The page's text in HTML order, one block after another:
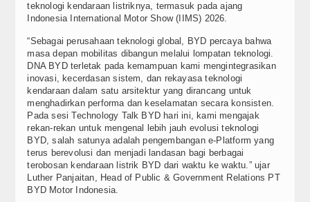
teknologi kendaraan listriknya, termasuk pada ajang
Indonesia International Motor Show (IIMS) 2026.
“Sebagai perusahaan teknologi global, BYD percaya bahwa
masa depan mobilitas dibangun melalui lompatan teknologi.
DNA BYD terletak pada kemampuan kami mengintegrasikan
inovasi, kecerdasan sistem, dan rekayasa teknologi
kendaraan dalam satu arsitektur yang dirancang untuk
menghadirkan performa dan keselamatan secara konsisten.
Pada sesi Technology Talk BYD hari ini, kami mengajak
rekan-rekan untuk mengenal lebih jauh evolusi teknologi
BYD, salah satunya adalah pengembangan e-Platform yang
terus berevolusi dan menjadi landasan bagi berbagai
terobosan kendaraan listrik BYD dari waktu ke waktu.” ujar
Luther Panjaitan, Head of Public & Government Relations PT
BYD Motor Indonesia.